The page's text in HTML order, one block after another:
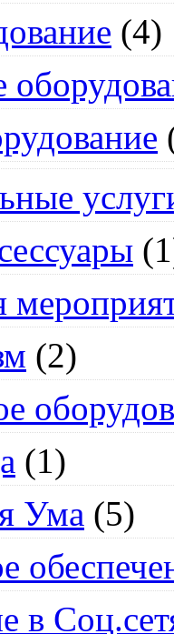
(4)
(2)
(1)
Ума (5)
в